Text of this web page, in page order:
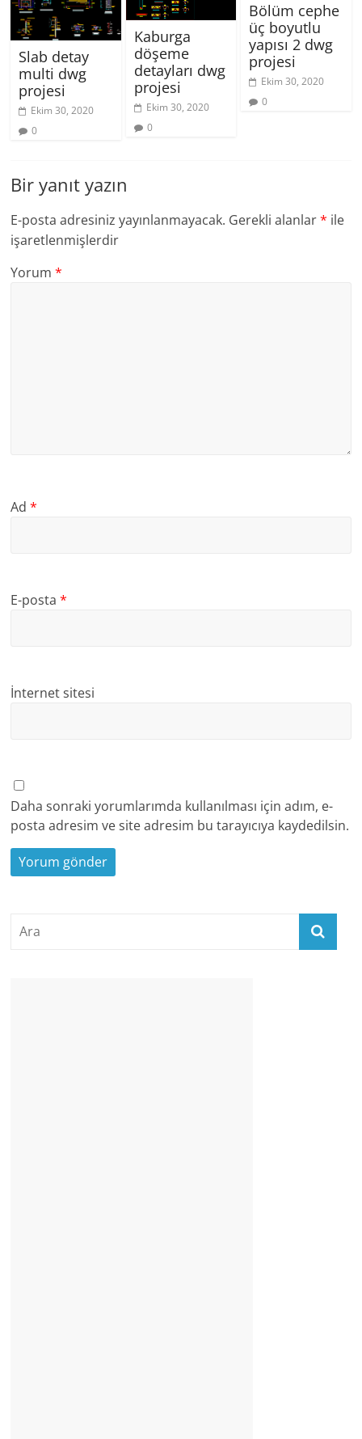
Slab detay
multi dwg
projesi
Ekim 30, 2020
0
Kaburga
döşeme
detayları dwg
projesi
Ekim 30, 2020
0
Bölüm cephe
üç boyutlu
yapısı 2 dwg
projesi
Ekim 30, 2020
0
Bir yanıt yazın
E-posta adresiniz yayınlanmayacak. Gerekli alanlar* ile
işaretlenmişlerdir
Yorum*
Ad*
E-posta*
İnternet sitesi
Daha sonraki yorumlarımda kullanılması için adım, e-
posta adresim ve site adresim bu tarayıcıya kaydedilsin.